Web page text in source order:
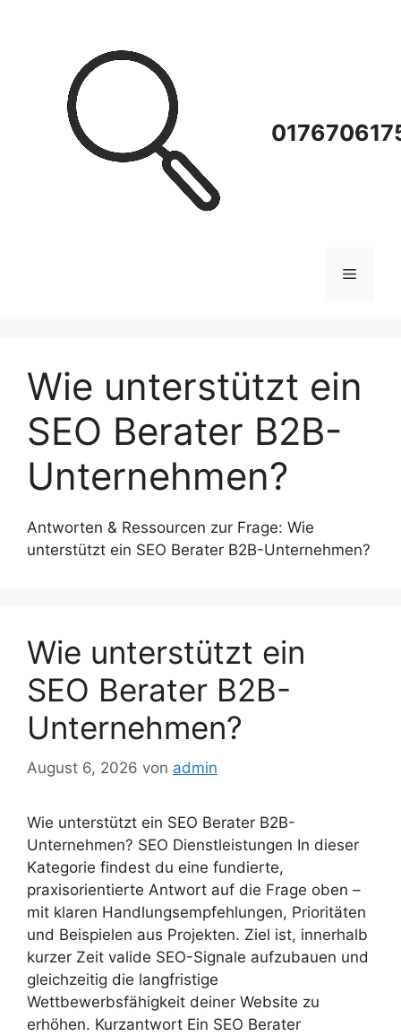
Menü
Wie unterstützt ein
SEO Berater B2B-
Unternehmen?
Antworten & Ressourcen zur Frage: Wie
unterstützt ein SEO Berater B2B-Unternehmen?
Wie unterstützt ein
SEO Berater B2B-
Unternehmen?
August 6, 2026 von admin
Wie unterstützt ein SEO Berater B2B-
Unternehmen? SEO Dienstleistungen In dieser
Kategorie findest du eine fundierte,
praxisorientierte Antwort auf die Frage oben –
mit klaren Handlungsempfehlungen, Prioritäten
und Beispielen aus Projekten. Ziel ist, innerhalb
kurzer Zeit valide SEO-Signale aufzubauen und
gleichzeitig die langfristige
Wettbewerbsfähigkeit deiner Website zu
erhöhen. Kurzantwort Ein SEO Berater